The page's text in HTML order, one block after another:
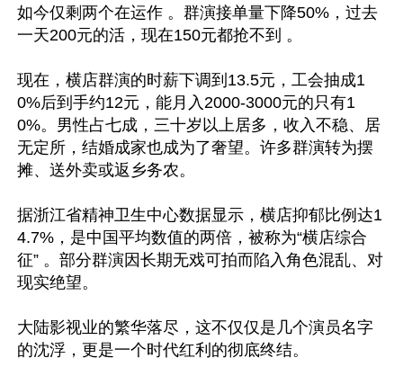
如今仅剩两个在运作 。群演接单量下降50%，过去
一天200元的活，现在150元都抢不到 。
现在，横店群演的时薪下调到13.5元，工会抽成1
0%后到手约12元，能月入2000-3000元的只有1
0%。男性占七成，三十岁以上居多，收入不稳、居
无定所，结婚成家也成为了奢望。许多群演转为摆
摊、送外卖或返乡务农。
据浙江省精神卫生中心数据显示，横店抑郁比例达1
4.7%，是中国平均数值的两倍，被称为“横店综合
征” 。部分群演因长期无戏可拍而陷入角色混乱、对
现实绝望。
大陆影视业的繁华落尽，这不仅仅是几个演员名字
的沈浮，更是一个时代红利的彻底终结。